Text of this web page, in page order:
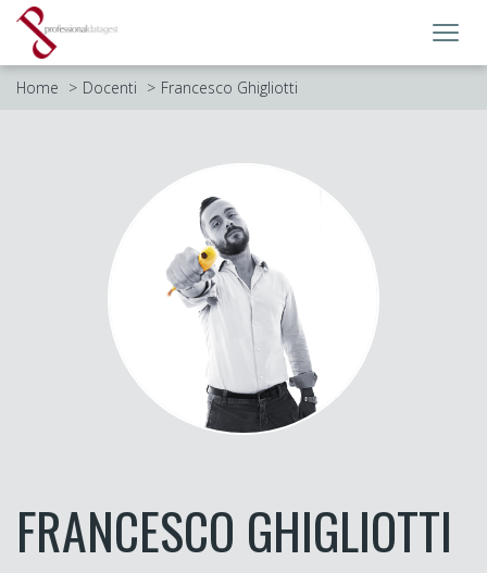
Home Docenti Francesco Ghigliotti
FRANCESCO GHIGLIOTTI